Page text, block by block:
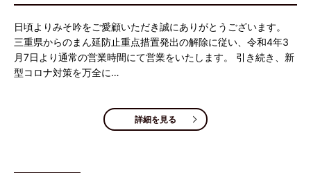
日頃よりみそ吟をご愛顧いただき誠にありがとうございます。
三重県からのまん延防止重点措置発出の解除に従い、令和4年3
月7日より通常の営業時間にて営業をいたします。 引き続き、新
型コロナ対策を万全に…
詳細を見る